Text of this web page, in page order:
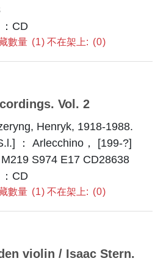
CD
數量 1 不在架上: 0
Vol. 2
Henryk, 1918-1988.
： Arlecchino， [199-?]
S974 E17 CD28638
CD
數量 1 不在架上: 0
violin / Isaac Stern.